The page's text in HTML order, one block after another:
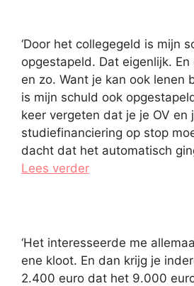
‘Door het collegegeld is mijn
opgestapeld. Dat eigenlijk.
en zo. Want je kan ook lenen
is mijn schuld ook
keer vergeten dat je je OV en
studiefinanciering op stop
dacht dat het automatisch
Lees verder
‘Het interesseerde me
ene kloot. En dan krijg je
2.400 euro dat het 9.000